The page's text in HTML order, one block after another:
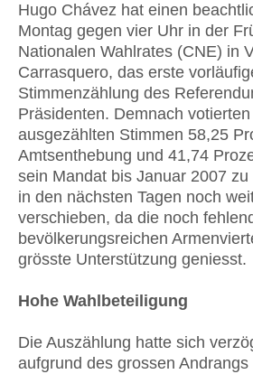
Hugo Chávez hat einen
Montag gegen vier Uhr in der
Nationalen Wahlrates (CNE) in
Carrasquero, das erste
Stimmenzählung des
Präsidenten. Demnach
ausgezählten Stimmen 58,25
Amtsenthebung und 41,74
sein Mandat bis Januar 2007
in den nächsten Tagen noch
verschieben, da die noch
bevölkerungsreichen
grösste Unterstützung geniesst.
Hohe Wahlbeteiligung
Die Auszählung hatte sich
aufgrund des grossen